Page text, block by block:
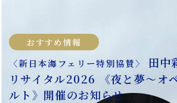
おすすめ情報
〈新日本海フェリー特別協賛〉
田中
リサイタル2026 《夜と夢～オ
ルト》開催のお知らせ